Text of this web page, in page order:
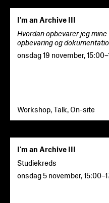
I'm an Archive III
Hvordan opbevarer jeg
opbevaring og
onsdag 19 november,15:00–
Workshop, Talk, On-site
I'm an Archive III
Studiekreds
onsdag 5 november,15:00–